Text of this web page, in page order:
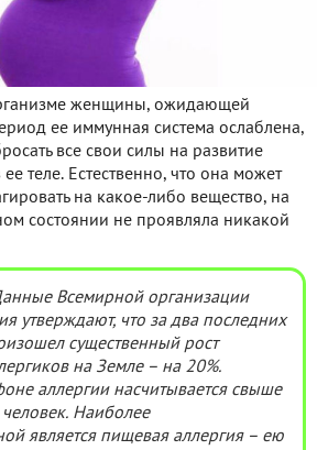
женщины, ожидающей
ее иммунная система ослаблена,
все свои силы на развитие
теле. Естественно, что она может
на какое-либо вещество, на
состоянии не проявляла никакой
Всемирной организации
утверждают, что за два последних
существенный рост
на Земле – на 20%.
аллергии насчитывается свыше
Наиболее
является пищевая аллергия – ею